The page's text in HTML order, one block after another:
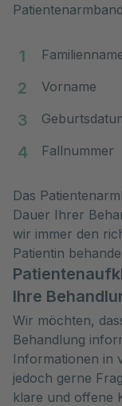
Vorname
Fallnummer
Das
Dauer Ihrer
wir immer den
Patientin
Ihre
Wir möchten,
Behandlung
Informationen in
jedoch gerne
klare und offene